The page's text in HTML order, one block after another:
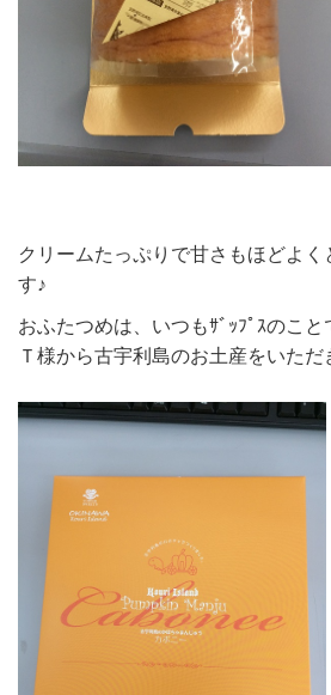
クリームたっぷりで甘さもほどよ
す♪
おふたつめは、いつもｻﾞｯﾌﾟｽのこ
Ｔ様から古宇利島のお土産をいただ